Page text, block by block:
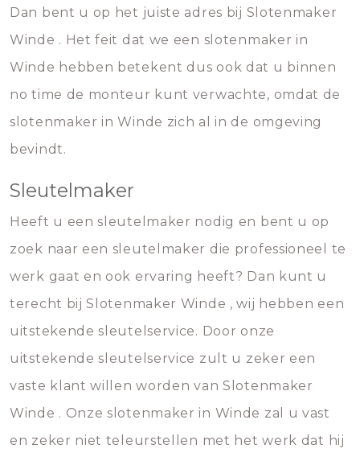
Dan bent u op het juiste adres bij Slotenmaker
Winde . Het feit dat we een slotenmaker in
Winde hebben betekent dus ook dat u binnen
no time de monteur kunt verwachte, omdat de
slotenmaker in Winde zich al in de omgeving
bevindt.
Sleutelmaker
Heeft u een sleutelmaker nodig en bent u op
zoek naar een sleutelmaker die professioneel te
werk gaat en ook ervaring heeft? Dan kunt u
terecht bij Slotenmaker Winde , wij hebben een
uitstekende sleutelservice. Door onze
uitstekende sleutelservice zult u zeker een
vaste klant willen worden van Slotenmaker
Winde . Onze slotenmaker in Winde zal u vast
en zeker niet teleurstellen met het werk dat hij